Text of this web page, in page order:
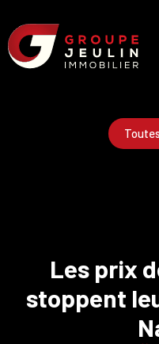
Les prix
stoppent